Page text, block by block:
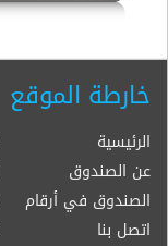
خارطة الموقع
الرئيسية
عن الصندوق
الصندوق في أرقام
اتصل بنا